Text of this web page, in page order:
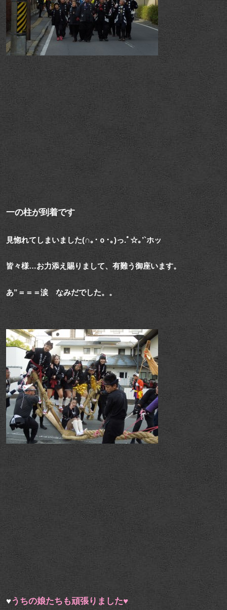
一の柱が到着です
見惚れてしまいました(∩｡･ｏ･｡)っ.ﾟ☆｡’`ホッ
皆々様…お力添え賜りまして、有難う御座います。
あ”＝＝＝涙 なみだでした。。
♥うちの娘たちも頑張りました♥